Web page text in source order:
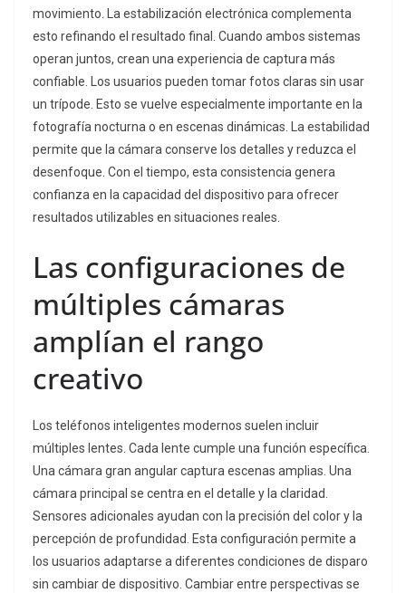
movimiento. La estabilización electrónica complementa
esto refinando el resultado final. Cuando ambos sistemas
operan juntos, crean una experiencia de captura más
confiable. Los usuarios pueden tomar fotos claras sin usar
un trípode. Esto se vuelve especialmente importante en la
fotografía nocturna o en escenas dinámicas. La estabilidad
permite que la cámara conserve los detalles y reduzca el
desenfoque. Con el tiempo, esta consistencia genera
confianza en la capacidad del dispositivo para ofrecer
resultados utilizables en situaciones reales.
Las configuraciones de
múltiples cámaras
amplían el rango
creativo
Los teléfonos inteligentes modernos suelen incluir
múltiples lentes. Cada lente cumple una función específica.
Una cámara gran angular captura escenas amplias. Una
cámara principal se centra en el detalle y la claridad.
Sensores adicionales ayudan con la precisión del color y la
percepción de profundidad. Esta configuración permite a
los usuarios adaptarse a diferentes condiciones de disparo
sin cambiar de dispositivo. Cambiar entre perspectivas se